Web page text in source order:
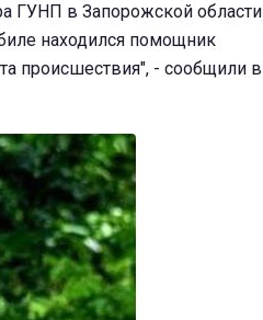
ГУНП в Запорожской области
находился помощник
происшествия", - сообщили в